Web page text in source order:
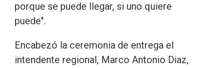
porque se puede llegar, si uno quiere
puede".
Encabezó la ceremonia de entrega el
intendente regional, Marco Antonio Diaz,